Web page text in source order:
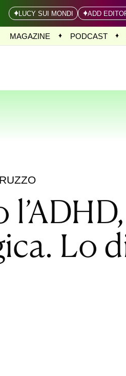
LUCY SUI MONDI ADD
MAGAZINE PODCAST
Lo